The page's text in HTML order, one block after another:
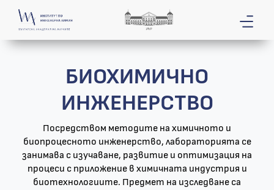
БИОХИМИЧНО
ИНЖЕНЕРСТВО
Посредством методите на химичното и
биопроцесното инженерство, лабораторията се
занимава с изучаване, развитие и оптимизация на
процеси с приложение в химичната индустрия и
биотехнологиите. Предмет на изследване са